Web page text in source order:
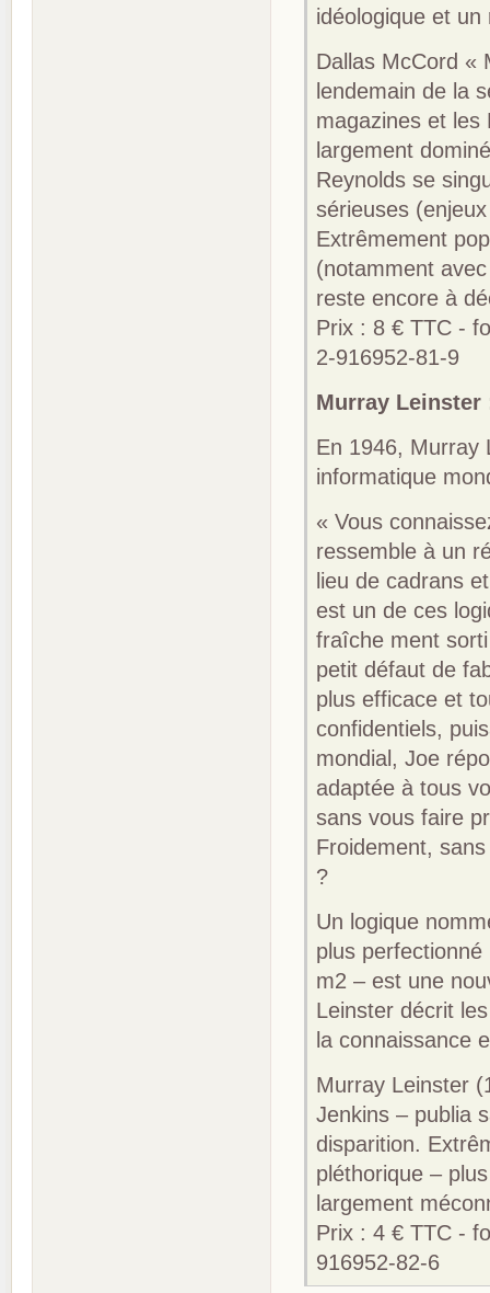
idéologique et
Dallas McCord «
lendemain de la
magazines et les
largement
Reynolds se
sérieuses
Extrêmement
(notamment
reste encore à
Prix : 8 € TTC -
2-916952-81-9
Murray Leinster
En 1946, Murray
informatique
« Vous
ressemble à un
lieu de cadrans
est un de ces
fraîche ment
petit défaut de
plus efficace et
confidentiels,
mondial, Joe
adaptée à tous
sans vous faire
Froidement,
?
Un logique
plus
m2 – est une
Leinster décrit
la connaissance
Murray Leinster
Jenkins – publia
disparition.
pléthorique –
largement
Prix : 4 € TTC -
916952-82-6